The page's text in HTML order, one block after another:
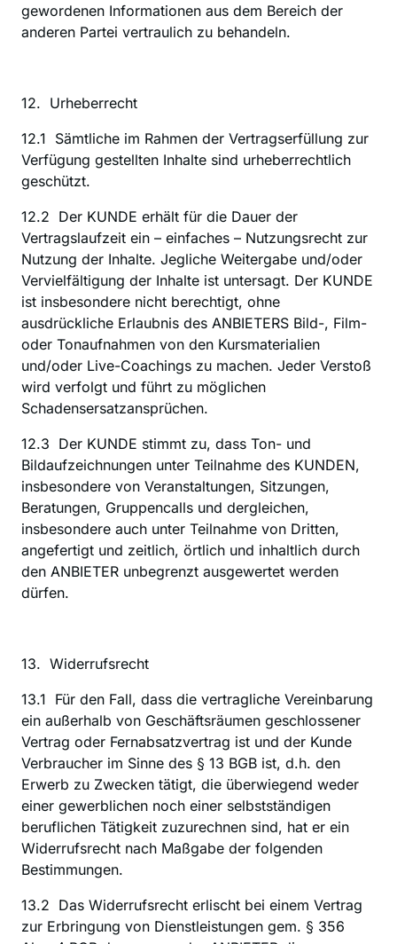
gewordenen Informationen aus dem Bereich der
anderen Partei vertraulich zu behandeln.
12.  Urheberrecht
‍12.1  Sämtliche im Rahmen der Vertragserfüllung zur
Verfügung gestellten Inhalte sind urheberrechtlich
geschützt.
12.2  Der KUNDE erhält für die Dauer der
Vertragslaufzeit ein – einfaches – Nutzungsrecht zur
Nutzung der Inhalte. Jegliche Weitergabe und/oder
Vervielfältigung der Inhalte ist untersagt. Der KUNDE
ist insbesondere nicht berechtigt, ohne
ausdrückliche Erlaubnis des ANBIETERS Bild-, Film-
oder Tonaufnahmen von den Kursmaterialien
und/oder Live-Coachings zu machen. Jeder Verstoß
wird verfolgt und führt zu möglichen
Schadensersatzansprüchen.
12.3  Der KUNDE stimmt zu, dass Ton- und
Bildaufzeichnungen unter Teilnahme des KUNDEN,
insbesondere von Veranstaltungen, Sitzungen,
Beratungen, Gruppencalls und dergleichen,
insbesondere auch unter Teilnahme von Dritten,
angefertigt und zeitlich, örtlich und inhaltlich durch
den ANBIETER unbegrenzt ausgewertet werden
dürfen.
13.  Widerrufsrecht
‍13.1  Für den Fall, dass die vertragliche Vereinbarung
ein außerhalb von Geschäftsräumen geschlossener
Vertrag oder Fernabsatzvertrag ist und der Kunde
Verbraucher im Sinne des § 13 BGB ist, d.h. den
Erwerb zu Zwecken tätigt, die überwiegend weder
einer gewerblichen noch einer selbstständigen
beruflichen Tätigkeit zuzurechnen sind, hat er ein
Widerrufsrecht nach Maßgabe der folgenden
Bestimmungen.
13.2  Das Widerrufsrecht erlischt bei einem Vertrag
zur Erbringung von Dienstleistungen gem. § 356